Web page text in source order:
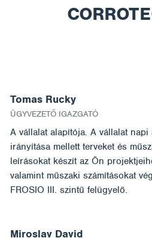
Tomas Rucky
ÜGYVEZETŐ IGAZGATÓ
A vállalat alapítója. A vállalat napi
irányítása mellett terveket és
leírásokat készít az Ön
valamint műszaki számításokat
FROSIO III. szintű felügyelő.
Miroslav David